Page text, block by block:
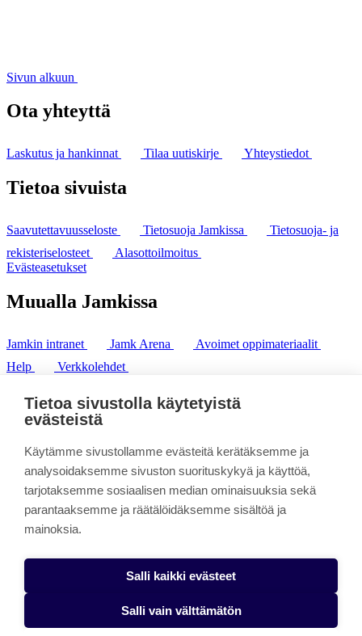
Sivun alkuun
Ota yhteyttä
Laskutus ja hankinnat Tilaa uutiskirje Yhteystiedot
Tietoa sivuista
Saavutettavuusseloste Tietosuoja Jamkissa
Tietosuoja- ja
rekisteriselosteet
Alasottoilmoitus
Evästeasetukset
Muualla Jamkissa
Jamkin intranet Jamk Arena
Avoimet oppimateriaalit
Help
Verkkolehdet
puh. +358 20 743 8100
fax. +358 14 449 9694
Tietoa sivustolla käytetyistä
evästeistä
Käytämme sivustollamme evästeitä kerätäksemme ja
analysoidaksemme sivuston suorituskykyä ja käyttöä,
tarjotaksemme sosiaalisen median ominaisuuksia sekä
parantaaksemme ja räätälöidäksemme sisältöä ja
mainoksia.
Salli kaikki evästeet
Salli vain välttämätön